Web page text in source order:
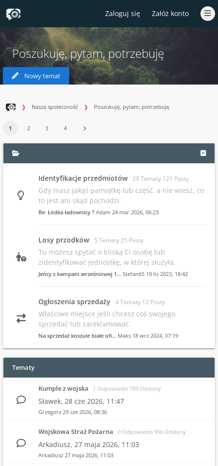
Zaloguj się Załóż konto
Poszukuję, pytam, potrzebuję
Nowy temat
Nasza społeczność Poszukuję, pytam, potrzebuję
1 2 3 4
Identyfikacje przedmiotów 29 Tematy 121 Posty
Gdy masz jakąś pamiątkę lub część, a nie wiesz, co
to jest ani skąd pochodzi.
Re: Łódka ładownicy ? Adam 24 mar 2026, 06:23
Losy przodków 5 Tematy 25 Posty
Tu możesz spytać o bliską Ci osobę lub
zidentyfikować jednostkę, w której służyła.
Jeńcy z kampani wrześniowej 1… Stefan65 19 lis 2023, 18:42
Ogłoszenia sprzedaży 4 Tematy 12 Posty
Właściwe miejsce jeśli chcesz coś swojego
sprzedać lub zareklamować.
Na sprzedaż koszule białe ofi… Maks 18 wrz 2024, 07:19
Tematy
Kumple z wojska 1 Odpowiedzi 759 Odsłony
Sławek, 28 cze 2026, 11:47
Grzegorz 29 cze 2026, 08:36
Wojskowa Straż Pożarna 0 Odpowiedzi 906 Odsłony
Arkadiusz, 27 maja 2026, 11:03
Arkadiusz 27 maja 2026, 11:03